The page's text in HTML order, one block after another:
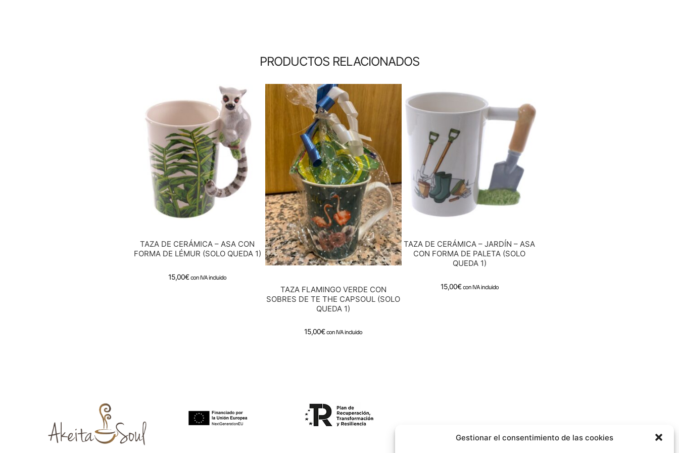
Gestionar el consentimiento de las cookies
PRODUCTOS RELACIONADOS
TAZA DE CERÁMICA – ASA CON
FORMA DE LÉMUR (SOLO QUEDA 1)
15,00€ con IVA incluido
TAZA FLAMINGO VERDE CON
SOBRES DE TE THE CAPSOUL (SOLO
QUEDA 1)
15,00€ con IVA incluido
TAZA DE CERÁMICA – JARDÍN – ASA
CON FORMA DE PALETA (SOLO
QUEDA 1)
15,00€ con IVA incluido